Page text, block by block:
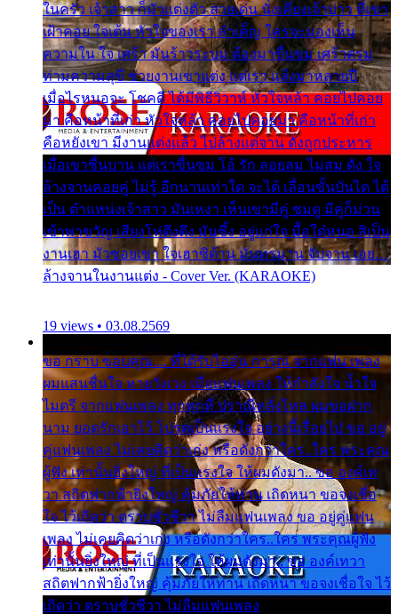
ในครัว เจ้าสาว ก็มัวแต่งตัว สวยเด่น นั่งเคียงเจ้าบ่าว ที่เขา
เฝ้าคอย ใจเต้น หัวใจของเรา ลำเค็ญ ใครจะมองเห็น
ความใน ใจ เศร้า มันร้าวระบม ต้องมาขื่นขม เศร้าตรม
ท่ามความสุขี ช่วยงานเขาแต่ง แต่เรา แล้งมาหลายปี
เมื่อไรหนอจะ โชคดี ได้มีพิธีวิวาห์ หัวใจหล้า คอยไปคอย
มา คือหน้าที่เก่า หัวใจหล้า คอยไปคอยมา คือหน้าที่เก่า
คือหยังเขา มีงานแต่งแล้ว ไปล้างแต่จาน ดั่งถูกประหาร
เมื่อเขาชื่นบาน แต่เราขื่นขม โอ้ รัก ลอยลม ไม่สม ดัง ใจ
ล้างจานคอยคู่ ไม่รู้ อีกนานเท่าใด จะได้ เลื่อนขั้นบันได ได้
เป็น ตำแหน่งเจ้าสาว มันเหงา เห็นเขามีคู่ ซมดู มีคู่ก็ม่วน
เข้าพาขวัญ เสียงโห่ตึงตึง มันซึ้ง อยู่แก่ใจ มื้อใด๋หนอ สิเป็น
งานเฮา มัวซอยเขา ใจเฮาซิด้าน มันทรมาน จับจาน เอย…
ล้างจานในงานแต่ง - Cover Ver. (KARAOKE)
19 views • 03.08.2569
ขอ กราบ ขอบคุณ.... ที่ได้รับไออุ่น การุณ จากแฟน เพลง
ผมแสนชื่นใจ หายวังเวง เมื่อแฟนเพลง ให้กำลังใจ น้ำใจ
ไมตรี จากแฟนเพลง ทุกทุกที่ ปราณีหลั่งไหล ผมขอฝาก
นาม ยอดรักเอาไว้ โปรดเป็นแรงใจ อย่างนี้เรื่อยไป ขอ อยู่
คู่แฟนเพลง ไม่เคยคิดว่าเก่ง หรือดังกว่าใคร..ใคร พระคุณ
ผู้ฟัง เท่านั้นยิ่งใหญ่ ที่เป็นแรงใจ ให้ผมดังมา.. ขอ องค์เท
วา สถิตฟากฟ้ายิ่งใหญ่ คุ้มภัยให้ท่าน เถิดหนา ขอจงเชื่อ
ใจ ไว้เถิดว่า ตราบชั่วชีวา ไม่ลืมแฟนเพลง ขอ อยู่คู่แฟน
เพลง ไม่เคยคิดว่าเก่ง หรือดังกว่าใคร..ใคร พระคุณผู้ฟัง
เท่านั้นยิ่งใหญ่ ที่เป็นแรงใจ ให้ผมดังมา.. ขอ องค์เทวา
สถิตฟากฟ้ายิ่งใหญ่ คุ้มภัยให้ท่าน เถิดหนา ขอจงเชื่อใจ ไว้
เถิดว่า ตราบชั่วชีวา ไม่ลืมแฟนเพลง